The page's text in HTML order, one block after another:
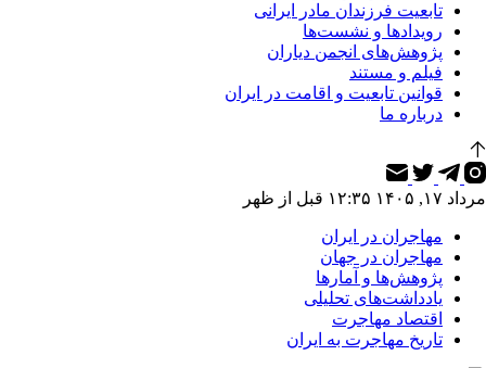
تابعیت فرزندان مادر ایرانی
رویدادها و نشست‌ها
پژوهش‌های انجمن دیاران
فیلم و مستند
قوانین تابعیت و اقامت در ایران
درباره ما
مرداد ۱۷, ۱۴۰۵ ۱۲:۳۵ قبل از ظهر
مهاجران در ایران
مهاجران در جهان
پژوهش‌ها و آمارها
یادداشت‌های تحلیلی
اقتصاد مهاجرت
تاریخ مهاجرت به ایران